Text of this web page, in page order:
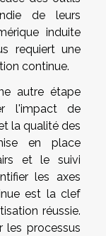
de leurs
induite
requiert une
continue.
autre étape
l'impact de
la qualité des
en place
et le suivi
les axes
est la clef
réussie.
les processus